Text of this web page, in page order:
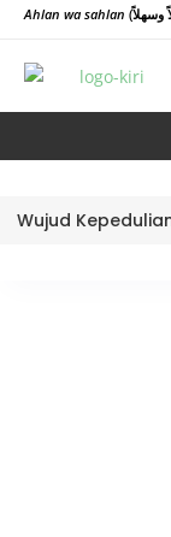
Ahlan wa sahlan